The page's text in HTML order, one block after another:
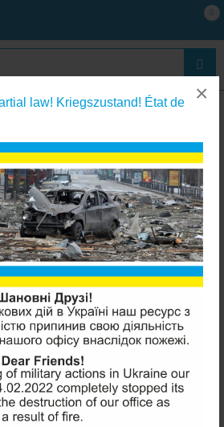
law! Kriegszustand! État de
×
0
картриджем
магистральный фильтр 10 Bar